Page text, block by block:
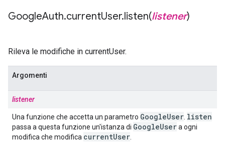
GoogleAuth.currentUser.listen(listener)
Rileva le modifiche in currentUser.
Argomenti
listener
Una funzione che accetta un parametro GoogleUser listen
passa a questa funzione un'istanza di GoogleUsera ogni
modifica che modifica currentUser